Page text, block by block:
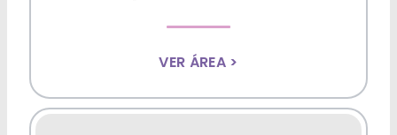
VER ÁREA >